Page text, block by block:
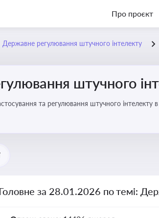
Про проєкт
Державне регулювання штучного інтелекту
штучного
та регулювання штучного
за 28.01.2026 по темі: